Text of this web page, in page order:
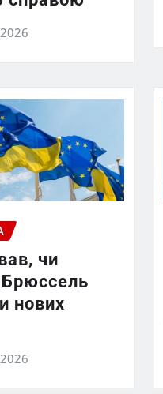
чи
Брюссель
нових